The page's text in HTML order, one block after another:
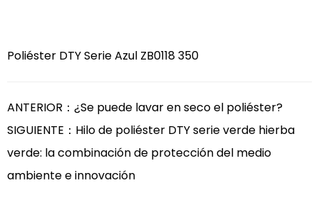
Poliéster DTY Serie Azul ZB0118 350
ANTERIOR：¿Se puede lavar en seco el poliéster?
SIGUIENTE：Hilo de poliéster DTY serie verde hierba
verde: la combinación de protección del medio
ambiente e innovación